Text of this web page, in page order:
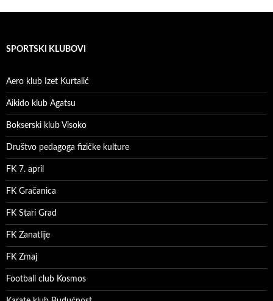
SPORTSKI KLUBOVI
Aero klub Izet Kurtalić
Aikido klub Agatsu
Bokserski klub Visoko
Društvo pedagoga fizičke kulture
FK 7. april
FK Gračanica
FK Stari Grad
FK Zanatlije
FK Zmaj
Football club Kosmos